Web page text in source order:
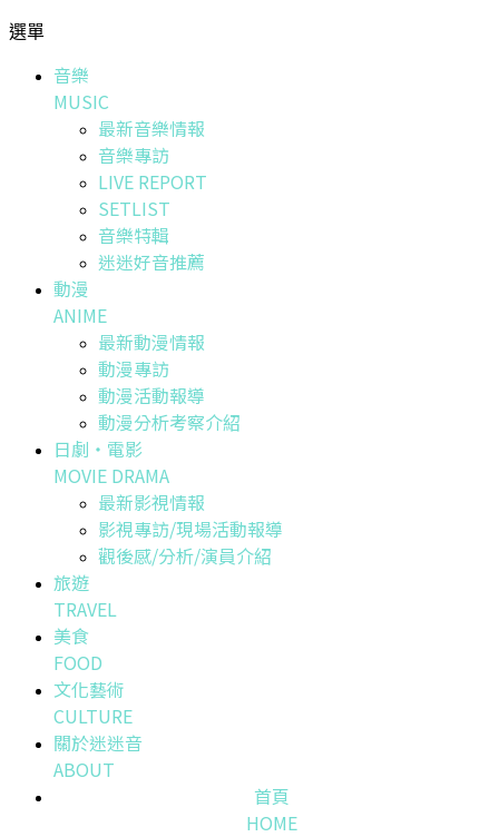
選單
音樂
MUSIC
最新音樂情報
音樂專訪
LIVE REPORT
SETLIST
音樂特輯
迷迷好音推薦
動漫
ANIME
最新動漫情報
動漫專訪
動漫活動報導
動漫分析考察介紹
日劇・電影
MOVIE DRAMA
最新影視情報
影視專訪/現場活動報導
觀後感/分析/演員介紹
旅遊
TRAVEL
美食
FOOD
文化藝術
CULTURE
關於迷迷音
ABOUT
首頁
HOME